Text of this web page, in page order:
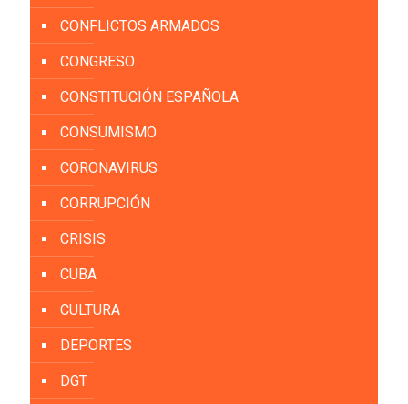
CONFLICTOS ARMADOS
CONGRESO
CONSTITUCIÓN ESPAÑOLA
CONSUMISMO
CORONAVIRUS
CORRUPCIÓN
CRISIS
CUBA
CULTURA
DEPORTES
DGT